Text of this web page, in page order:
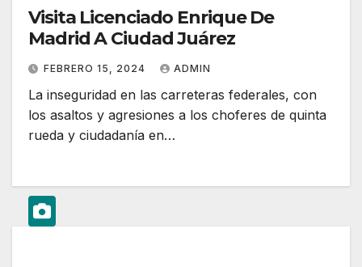
Visita Licenciado Enrique De
Madrid A Ciudad Juárez
FEBRERO 15, 2024 ADMIN
La inseguridad en las carreteras federales, con
los asaltos y agresiones a los choferes de quinta
rueda y ciudadanía en…